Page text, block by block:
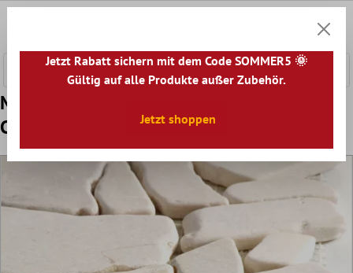
Muster von Mosaikfliesen Marmor Bruch
Castanao Cream
Jetzt Rabatt sichern mit dem Code SOMMER5 🌞
Gültig auf alle Produkte außer Zubehör.
Jetzt shoppen